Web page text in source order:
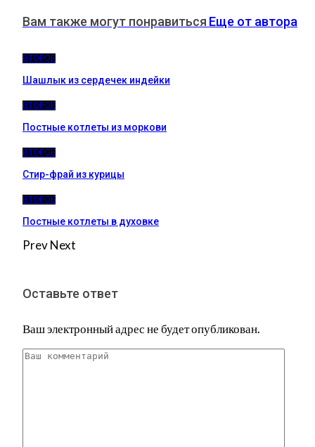
Вам также могут понравиться Еще от автора
ВТОРОЕ
Шашлык из сердечек индейки
ВТОРОЕ
Постные котлеты из моркови
ВТОРОЕ
Стир-фрай из курицы
ВТОРОЕ
Постные котлеты в духовке
PrevNext
Оставьте ответ
Ваш электронный адрес не будет опубликован.